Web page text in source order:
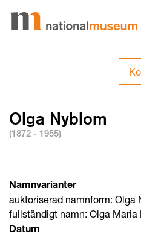
Olga Nyblom
(1872 - 1955)
Namnvarianter
auktoriserad namnform: Olga
fullständigt namn: Olga Maria
Datum